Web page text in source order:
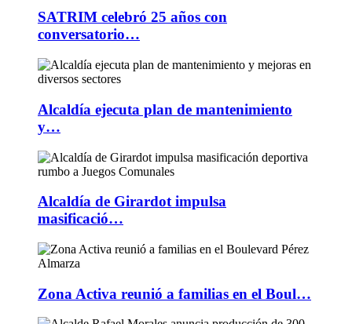
SATRIM celebró 25 años con
conversatorio…
Alcaldía ejecuta plan de mantenimiento
y…
Alcaldía de Girardot impulsa
masificació…
Zona Activa reunió a familias en el Boul…